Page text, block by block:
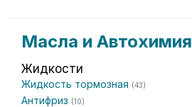
Масла и Автохимия
Жидкости
Жидкость тормозная (43)
Антифриз (10)